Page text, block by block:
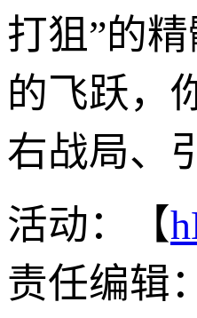
打狙”的
的飞跃，
右战局、
活动：【
责任编辑